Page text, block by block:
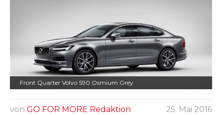
Front Quarter Volvo S90 Osmium Grey
von GO FOR MORE Redaktion 25. Mai 2016